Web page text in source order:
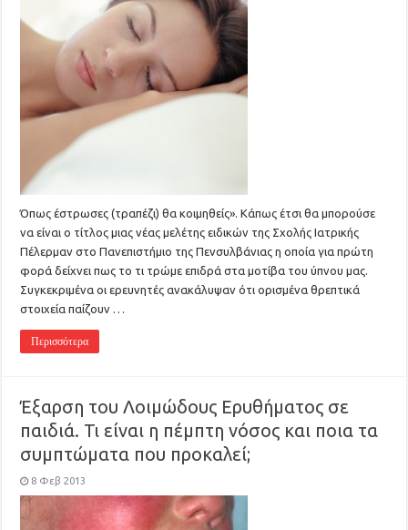
Όπως έστρωσες (τραπέζι) θα κοιμηθείς». Κάπως έτσι θα μπορούσε
να είναι ο τίτλος μιας νέας μελέτης ειδικών της Σχολής Ιατρικής
Πέλερμαν στο Πανεπιστήμιο της Πενσυλβάνιας η οποία για πρώτη
φορά δείχνει πως το τι τρώμε επιδρά στα μοτίβα του ύπνου μας.
Συγκεκριμένα οι ερευνητές ανακάλυψαν ότι ορισμένα θρεπτικά
στοιχεία παίζουν …
Περισσότερα
Έξαρση του Λοιμώδους Ερυθήματος σε
παιδιά. Τι είναι η πέμπτη νόσος και ποια τα
συμπτώματα που προκαλεί;
8 Φεβ 2013